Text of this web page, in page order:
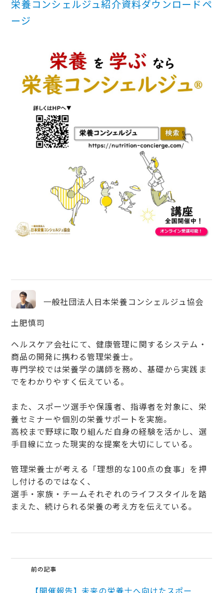
栄養コンシェルジュ紹介資料ダウンロードペ
ージ
一般社団法人日本栄養コンシェルジュ協会
土肥慎司
ヘルスケア会社にて、健康管理に関するシステム・
商品の開発に携わる管理栄養士。
専門学校では栄養学の講師を務め、基礎から実践ま
でをわかりやすく伝えている。
また、スポーツ選手や保護者、指導者を対象に、栄
養セミナーや個別の栄養サポートを実施。
高校まで野球に取り組んだ自身の経験を活かし、選
手目線に立った現実的な提案を大切にしている。
管理栄養士が考える「理想的な100点の食事」を押
し付けるのではなく、
選手・家族・チームそれぞれのライフスタイルを踏
まえた、続けられる栄養の考え方を伝えている。
前の記事
【開催報告】未来の栄養士へ向けたスポー